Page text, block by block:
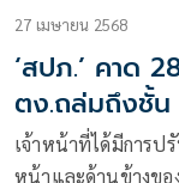
27 เมษายน 2568
‘สปภ.’ คาด
ตง.ถล่มถึงชั้
ญาติทุกราย
เจ้าหน้าที่ได้มีการป
หน้าและด้านข้างขอ